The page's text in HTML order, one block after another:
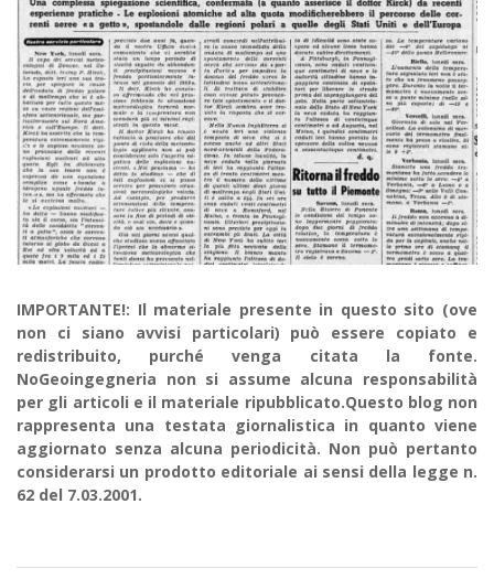
IMPORTANTE!: Il materiale presente in questo sito (ove
non ci siano avvisi particolari) può essere copiato e
redistribuito, purché venga citata la fonte.
NoGeoingegneria non si assume alcuna responsabilità
per gli articoli e il materiale ripubblicato.Questo blog non
rappresenta una testata giornalistica in quanto viene
aggiornato senza alcuna periodicità. Non può pertanto
considerarsi un prodotto editoriale ai sensi della legge n.
62 del 7.03.2001.